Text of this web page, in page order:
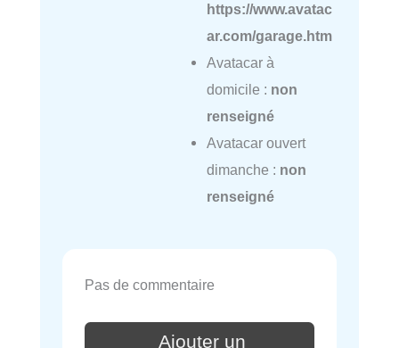
https://www.avatac
ar.com/garage.htm
Avatacar à
domicile : non
renseigné
Avatacar ouvert
dimanche : non
renseigné
Pas de commentaire
Ajouter un